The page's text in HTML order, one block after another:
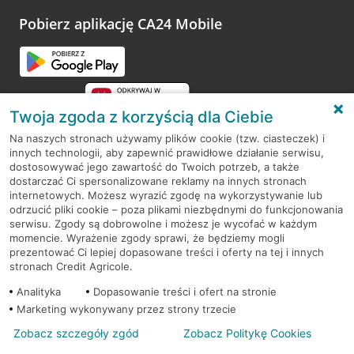
opinie.
Pobierz aplikację CA24 Mobile
RODO
Regulamin serwisu
Mapa serwisu
PolitykaCookies
© 2026 Credit Agricole Bank Polska S.A. Wszelkie prawa zastrzeżone
Twoja zgoda z korzyścią dla Ciebie
Na naszych stronach używamy plików cookie (tzw. ciasteczek) i
innych technologii, aby zapewnić prawidłowe działanie serwisu,
dostosowywać jego zawartość do Twoich potrzeb, a także
dostarczać Ci spersonalizowane reklamy na innych stronach
internetowych. Możesz wyrazić zgodę na wykorzystywanie lub
odrzucić pliki cookie – poza plikami niezbędnymi do funkcjonowania
serwisu. Zgody są dobrowolne i możesz je wycofać w każdym
momencie. Wyrażenie zgody sprawi, że będziemy mogli
prezentować Ci lepiej dopasowane treści i oferty na tej i innych
stronach Credit Agricole.
Analityka
Dopasowanie treści i ofert na stronie
Marketing wykonywany przez strony trzecie
Zobacz szczegóły zgód Zobacz Politykę Cookies